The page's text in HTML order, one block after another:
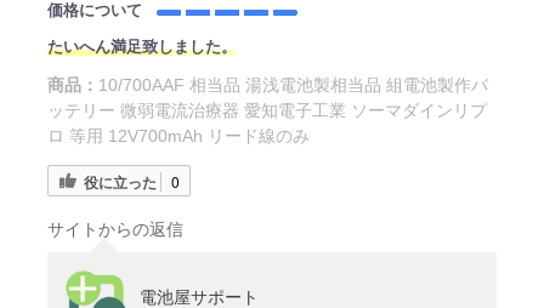
価格について
たいへん満足致しました。
商品： 10/700AAF 相当品 湯浅電池製相当品 組電池製作バ
ッテリー 微弱電流治療器 愛知電子工業 ソーマダインリプ
ロ 等用 12V700mAh リード線のみ
役に立った 0
サイトからの返信
電池屋サポート